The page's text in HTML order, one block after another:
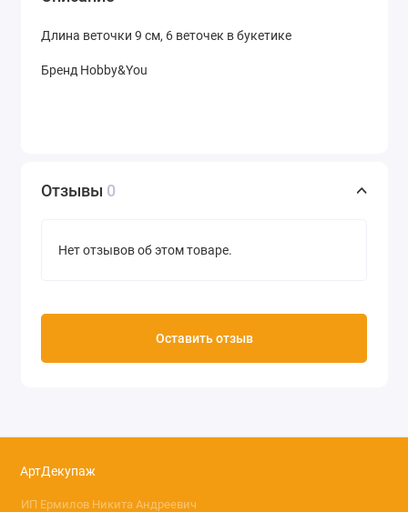
Длина веточки 9 см, 6 веточек в букетике
Бренд Hobby&You
Отзывы 0
Нет отзывов об этом товаре.
Оставить отзыв
АртДекупаж
ИП Ермилов Никита Андреевич